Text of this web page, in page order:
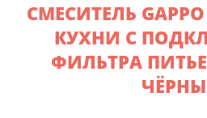
СМЕСИТЕЛЬ
КУХНИ С
ФИЛЬТРА